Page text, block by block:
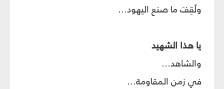
ولُقِفَ ما صنع اليهود...
يا هذا الشهيد
والشاهد...
في زمن المقاومة...